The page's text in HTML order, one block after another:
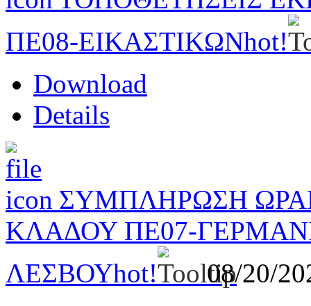
ΠΕ08-ΕΙΚΑΣΤΙΚΩΝhot!
Download
Details
ΣΥΜΠΛΗΡΩΣΗ
ΚΛΑΔΟΥ ΠΕ07-
ΛΕΣΒΟΥhot!
08/20/